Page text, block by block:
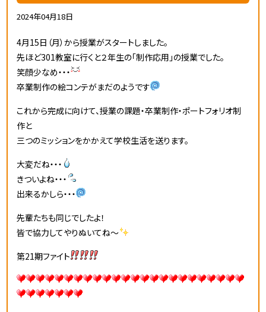
2024年04月18日
4月15日（月）から授業がスタートしました。
先ほど301教室に行くと２年生の「制作応用」の授業でした。
笑顔少なめ・・・
卒業制作の絵コンテがまだのようです
これから完成に向けて、授業の課題・卒業制作・ポートフォリオ制
作と
三つのミッションをかかえて学校生活を送ります。
大変だね・・・
きついよね・・・
出来るかしら・・・
先輩たちも同じでしたよ！
皆で協力してやりぬいてね～
第21期ファイト